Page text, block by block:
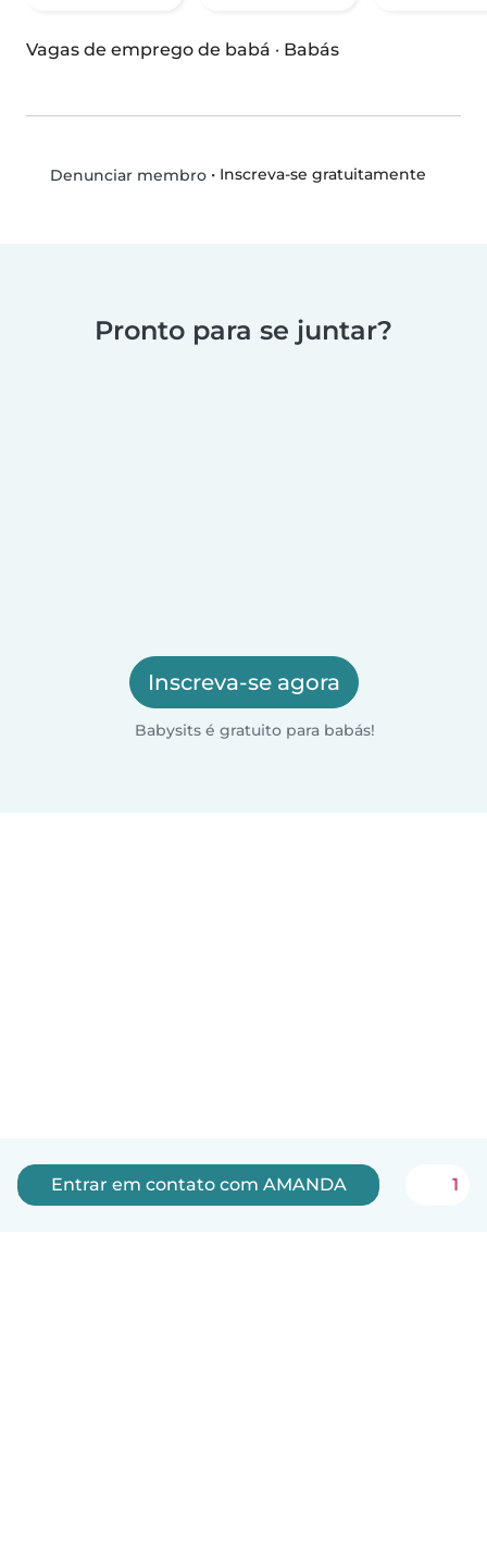
Vagas de emprego de babá · Babás
Denunciar membro• Inscreva-se gratuitamente
Pronto para se juntar?
Inscreva-se agora
Babysits é gratuito para babás!
Entrar em contato com AMANDA 1